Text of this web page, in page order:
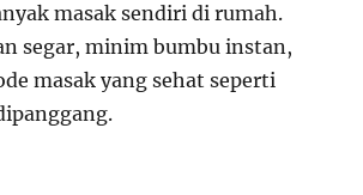
masak sendiri di rumah.
segar, minim bumbu instan,
masak yang sehat seperti